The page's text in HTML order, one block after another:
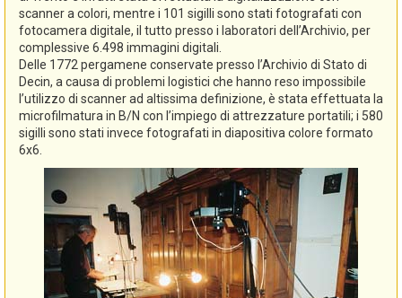
scanner a colori, mentre i 101 sigilli sono stati fotografati con
fotocamera digitale, il tutto presso i laboratori dell’Archivio, per
complessive 6.498 immagini digitali.
Delle 1772 pergamene conservate presso l’Archivio di Stato di
Decin, a causa di problemi logistici che hanno reso impossibile
l’utilizzo di scanner ad altissima definizione, è stata effettuata la
microfilmatura in B/N con l’impiego di attrezzature portatili; i 580
sigilli sono stati invece fotografati in diapositiva colore formato
6x6.